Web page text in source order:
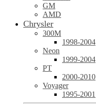
GM
AMD
Chrysler
300M
1998-2004
Neon
1999-2004
PT
2000-2010
Voyager
1995-2001